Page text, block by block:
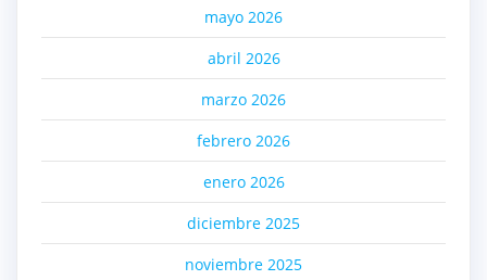
mayo 2026
abril 2026
marzo 2026
febrero 2026
enero 2026
diciembre 2025
noviembre 2025